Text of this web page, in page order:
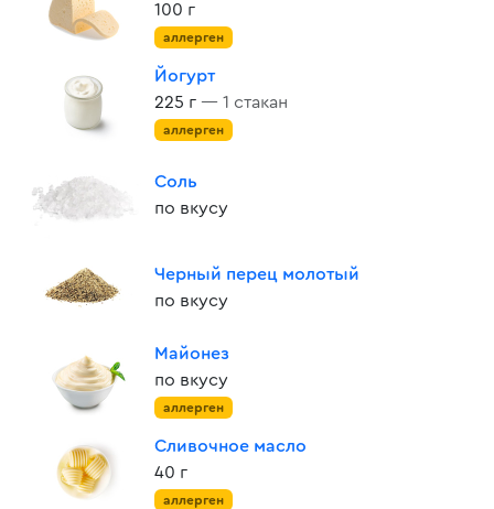
100 г
аллерген
Йогурт
225 г — 1 стакан
аллерген
Соль
по вкусу
Черный перец молотый
по вкусу
Майонез
по вкусу
аллерген
Сливочное масло
40 г
аллерген